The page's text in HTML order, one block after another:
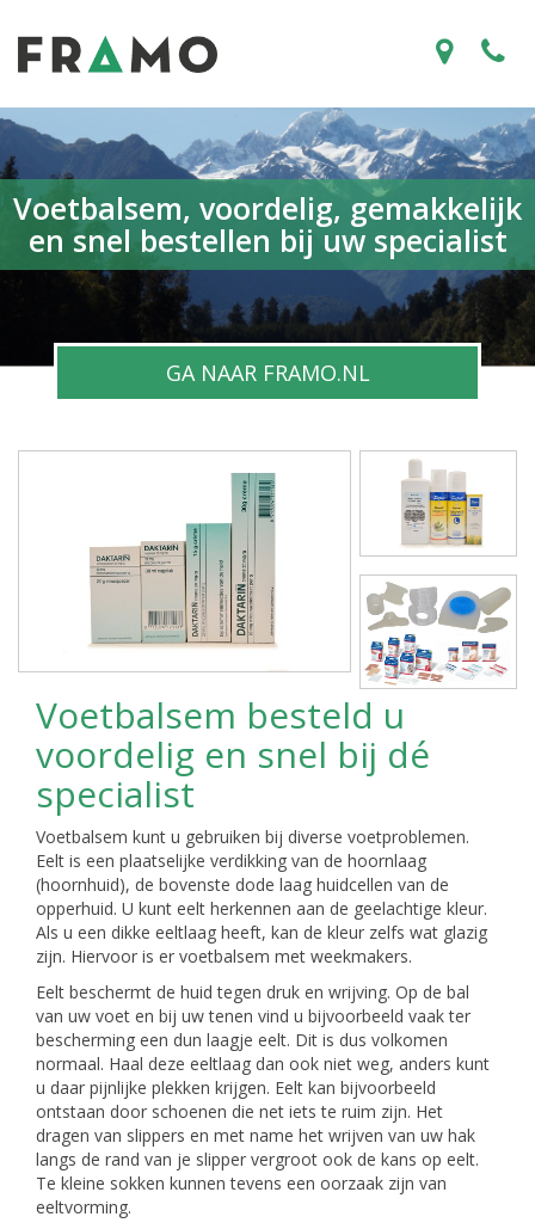
Voetbalsem, voordelig, gemakkelijk
en snel bestellen bij uw specialist
GA NAAR FRAMO.NL
Voetbalsem besteld u
voordelig en snel bij dé
specialist
Voetbalsem kunt u gebruiken bij diverse voetproblemen.
Eelt is een plaatselijke verdikking van de hoornlaag
(hoornhuid), de bovenste dode laag huidcellen van de
opperhuid. U kunt eelt herkennen aan de geelachtige kleur.
Als u een dikke eeltlaag heeft, kan de kleur zelfs wat glazig
zijn. Hiervoor is er voetbalsem met weekmakers.
Eelt beschermt de huid tegen druk en wrijving. Op de bal
van uw voet en bij uw tenen vind u bijvoorbeeld vaak ter
bescherming een dun laagje eelt. Dit is dus volkomen
normaal. Haal deze eeltlaag dan ook niet weg, anders kunt
u daar pijnlijke plekken krijgen. Eelt kan bijvoorbeeld
ontstaan door schoenen die net iets te ruim zijn. Het
dragen van slippers en met name het wrijven van uw hak
langs de rand van je slipper vergroot ook de kans op eelt.
Te kleine sokken kunnen tevens een oorzaak zijn van
eeltvorming.